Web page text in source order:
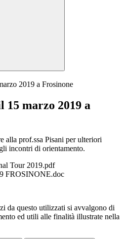
2019 a Frosinone
marzo 2019 a
alla prof.ssa Pisani per ulteriori
incontri di orientamento.
Tour 2019.pdf
FROSINONE.doc
da questo utilizzati si avvalgono di
ed utili alle finalità illustrate nella